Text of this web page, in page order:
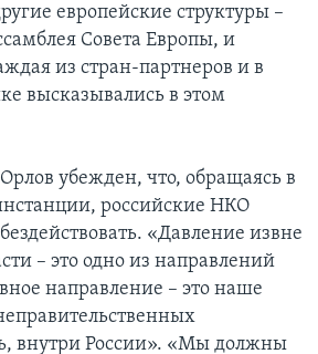
европейские структуры –
Совета Европы, и
из стран-партнеров и в
высказывались в этом
убежден, что, обращаясь в
российские НКО
«Давление извне
– это одно из направлений
направление – это наше
внутри России». «Мы должны